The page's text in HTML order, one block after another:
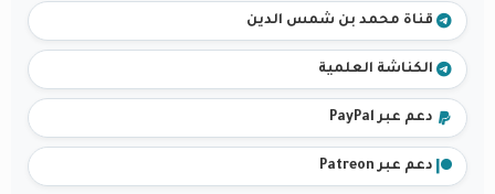
قناة محمد بن شمس الدين
الكناشة العلمية
دعم عبر PayPal
دعم عبر Patreon